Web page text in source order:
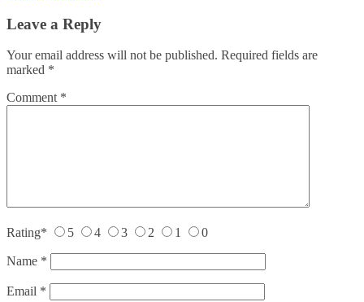
Leave a Reply
Your email address will not be published. Required fields are
marked *
Comment *
Rating* 5 4 3 2 1 0
Name *
Email *